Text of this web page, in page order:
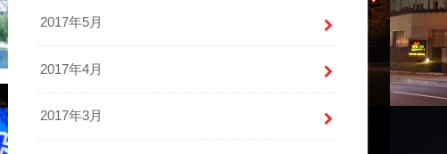
2017年5月
2017年4月
2017年3月